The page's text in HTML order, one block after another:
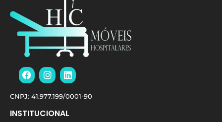
CNPJ: 41.977.199/0001-90
INSTITUCIONAL